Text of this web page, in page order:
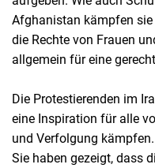
Afghanistan kämpfen
die Rechte von Frauen
allgemein für eine
Die Protestierenden im
eine Inspiration für alle
und Verfolgung kämpfen.
Sie haben gezeigt, dass